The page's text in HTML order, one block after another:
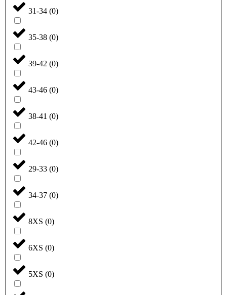
31-34 (0)
35-38 (0)
39-42 (0)
43-46 (0)
38-41 (0)
42-46 (0)
29-33 (0)
34-37 (0)
8XS (0)
6XS (0)
5XS (0)